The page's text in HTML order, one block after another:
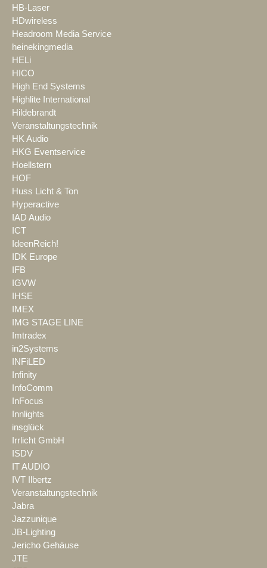
HB-Laser
HDwireless
Headroom Media Service
heinekingmedia
HELi
HICO
High End Systems
Highlite International
Hildebrandt
Veranstaltungstechnik
HK Audio
HKG Eventservice
Hoellstern
HOF
Huss Licht & Ton
Hyperactive
IAD Audio
ICT
IdeenReich!
IDK Europe
IFB
IGVW
IHSE
IMEX
IMG STAGE LINE
Imtradex
in2Systems
INFiLED
Infinity
InfoComm
InFocus
Innlights
insglück
Irrlicht GmbH
ISDV
IT AUDIO
IVT Ilbertz
Veranstaltungstechnik
Jabra
Jazzunique
JB-Lighting
Jericho Gehäuse
JTE